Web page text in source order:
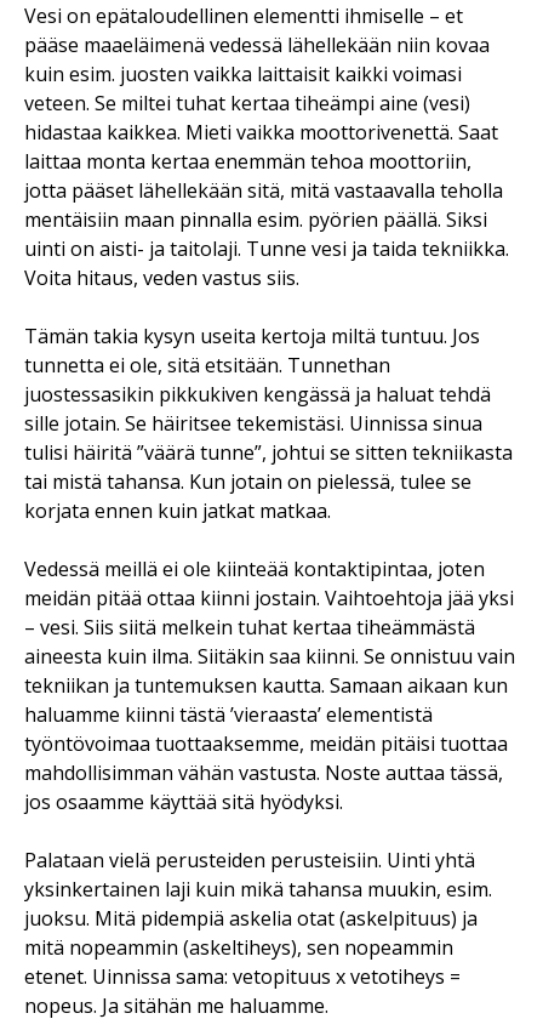
Vesi on epätaloudellinen elementti ihmiselle – et
pääse maaeläimenä vedessä lähellekään niin kovaa
kuin esim. juosten vaikka laittaisit kaikki voimasi
veteen. Se miltei tuhat kertaa tiheämpi aine (vesi)
hidastaa kaikkea. Mieti vaikka moottorivenettä. Saat
laittaa monta kertaa enemmän tehoa moottoriin,
jotta pääset lähellekään sitä, mitä vastaavalla teholla
mentäisiin maan pinnalla esim. pyörien päällä. Siksi
uinti on aisti- ja taitolaji. Tunne vesi ja taida tekniikka.
Voita hitaus, veden vastus siis.
Tämän takia kysyn useita kertoja miltä tuntuu. Jos
tunnetta ei ole, sitä etsitään. Tunnethan
juostessasikin pikkukiven kengässä ja haluat tehdä
sille jotain. Se häiritsee tekemistäsi. Uinnissa sinua
tulisi häiritä ”väärä tunne”, johtui se sitten tekniikasta
tai mistä tahansa. Kun jotain on pielessä, tulee se
korjata ennen kuin jatkat matkaa.
Vedessä meillä ei ole kiinteää kontaktipintaa, joten
meidän pitää ottaa kiinni jostain. Vaihtoehtoja jää yksi
– vesi. Siis siitä melkein tuhat kertaa tiheämmästä
aineesta kuin ilma. Siitäkin saa kiinni. Se onnistuu vain
tekniikan ja tuntemuksen kautta. Samaan aikaan kun
haluamme kiinni tästä ’vieraasta’ elementistä
työntövoimaa tuottaaksemme, meidän pitäisi tuottaa
mahdollisimman vähän vastusta. Noste auttaa tässä,
jos osaamme käyttää sitä hyödyksi.
Palataan vielä perusteiden perusteisiin. Uinti yhtä
yksinkertainen laji kuin mikä tahansa muukin, esim.
juoksu. Mitä pidempiä askelia otat (askelpituus) ja
mitä nopeammin (askeltiheys), sen nopeammin
etenet. Uinnissa sama: vetopituus x vetotiheys =
nopeus. Ja sitähän me haluamme.